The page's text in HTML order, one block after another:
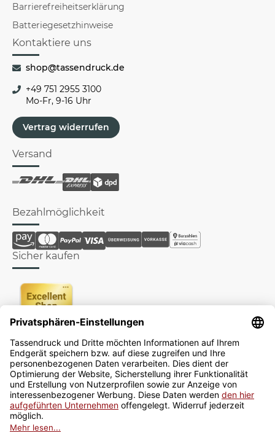
Barrierefreiheitserklärung
Batteriegesetzhinweise
Kontaktiere uns
shop@tassendruck.de
+49 751 2955 3100
Mo-Fr, 9-16 Uhr
Vertrag widerrufen
Versand
Bezahlmöglichkeit
Sicher kaufen
Newsletter